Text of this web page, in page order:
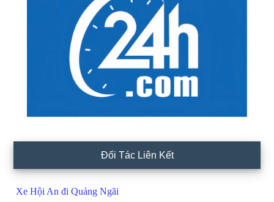
Đối Tác Liên Kết
Xe Hội An đi Quảng Ngãi